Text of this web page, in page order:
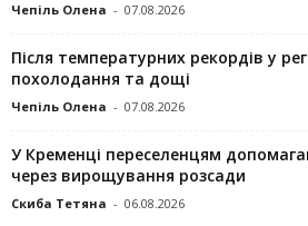
Чепіль Олена - 07.08.2026
Після температурних рекордів у
похолодання та дощі
Чепіль Олена - 07.08.2026
У Кременці переселенцям
через вирощування розсади
Скиба Тетяна - 06.08.2026